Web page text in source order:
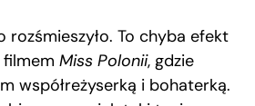
rozśmieszyło. To chyba efekt
Miss Polonii, gdzie
współreżyserką i bohaterką.